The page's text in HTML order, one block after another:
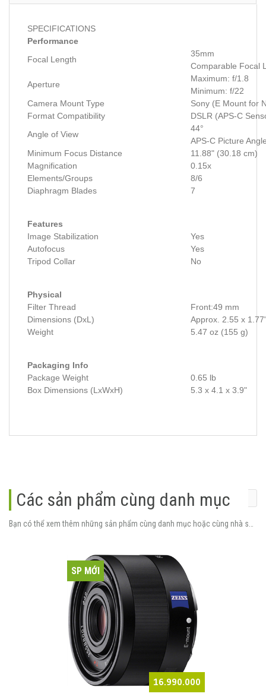
SPECIFICATIONS
Performance
Focal Length
35mm
Comparable Focal
Aperture
Maximum: f/1.8
Minimum: f/22
Camera Mount Type
Sony (E Mount for
Format Compatibility
DSLR (APS-C
Angle of View
44°
APS-C Picture
Minimum Focus Distance
11.88" (30.18 cm)
Magnification
0.15x
Elements/Groups
8/6
Diaphragm Blades
7
Features
Image Stabilization
Yes
Autofocus
Yes
Tripod Collar
No
Physical
Filter Thread
Front:49 mm
Dimensions (DxL)
Approx. 2.55 x
Weight
5.47 oz (155 g)
Packaging Info
Package Weight
0.65 lb
Box Dimensions (LxWxH)
5.3 x 4.1 x 3.9"
Các sản phẩm cùng danh mục
16.990.000
SP MỚI